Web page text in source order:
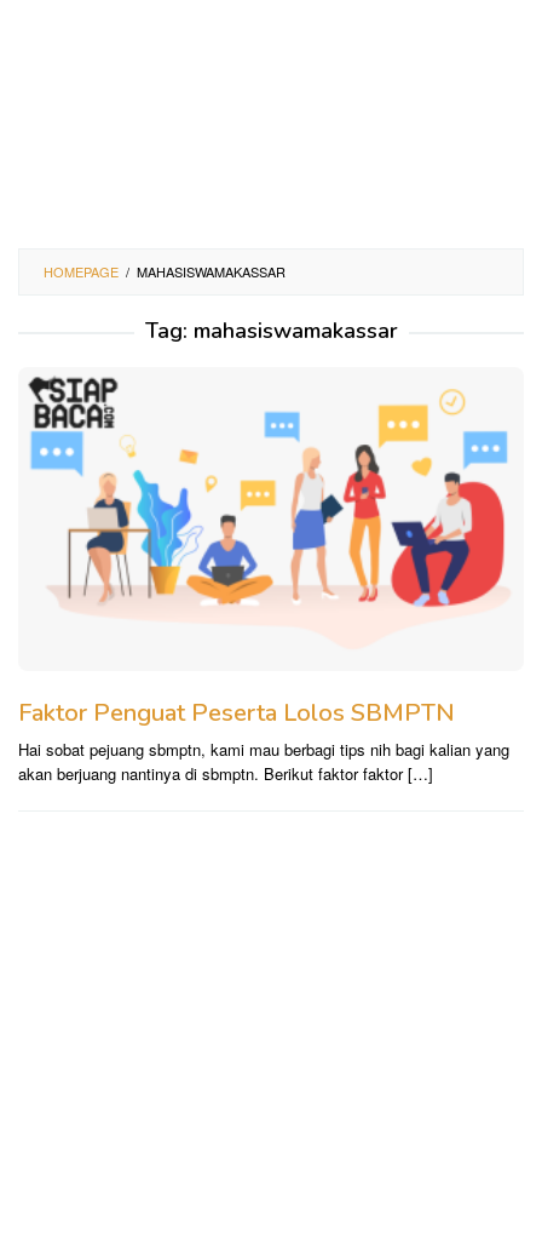
HOMEPAGE / MAHASISWAMAKASSAR
Tag: mahasiswamakassar
Faktor Penguat Peserta Lolos SBMPTN
Hai sobat pejuang sbmptn, kami mau berbagi tips nih bagi kalian yang
akan berjuang nantinya di sbmptn. Berikut faktor faktor […]